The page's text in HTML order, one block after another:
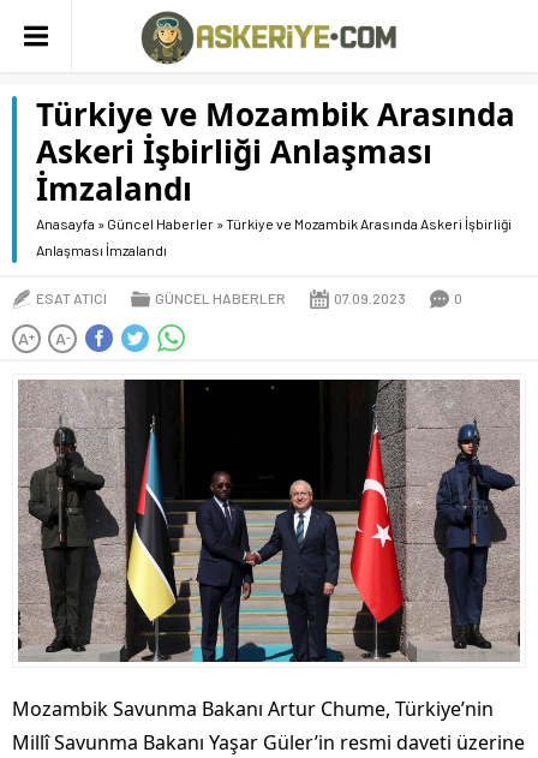
Türkiye ve Mozambik Arasında
Askeri İşbirliği Anlaşması
İmzalandı
Anasayfa » Güncel Haberler »Türkiye ve Mozambik Arasında Askeri İşbirliği
Anlaşması İmzalandı
ESAT ATICI GÜNCEL HABERLER 07.09.2023 0
A+ A-
Mozambik Savunma Bakanı Artur Chume, Türkiye’nin
Millî Savunma Bakanı Yaşar Güler’in resmi daveti üzerine